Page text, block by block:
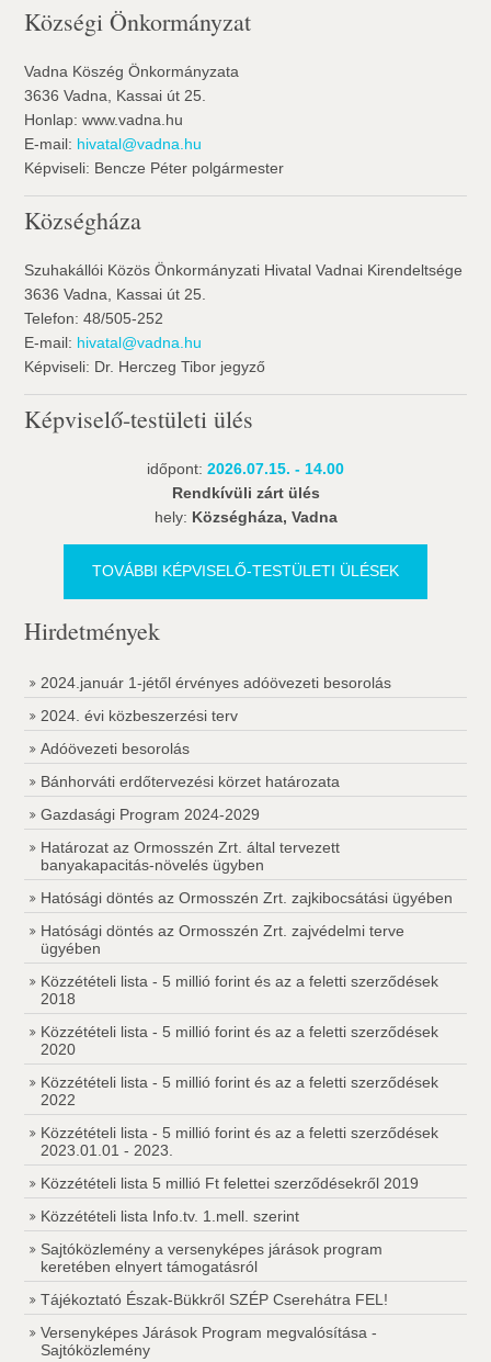
Községi Önkormányzat
Vadna Köszég Önkormányzata
3636 Vadna, Kassai út 25.
Honlap: www.vadna.hu
E-mail: hivatal@vadna.hu
Képviseli: Bencze Péter polgármester
Községháza
Szuhakállói Közös Önkormányzati Hivatal Vadnai Kirendeltsége
3636 Vadna, Kassai út 25.
Telefon: 48/505-252
E-mail: hivatal@vadna.hu
Képviseli: Dr. Herczeg Tibor jegyző
Képviselő-testületi ülés
időpont: 2026.07.15. - 14.00
Rendkívüli zárt ülés
hely: Községháza, Vadna
TOVÁBBI KÉPVISELŐ-TESTÜLETI ÜLÉSEK
Hirdetmények
2024.január 1-jétől érvényes adóövezeti besorolás
2024. évi közbeszerzési terv
Adóövezeti besorolás
Bánhorváti erdőtervezési körzet határozata
Gazdasági Program 2024-2029
Határozat az Ormosszén Zrt. által tervezett
banyakapacitás-növelés ügyben
Hatósági döntés az Ormosszén Zrt. zajkibocsátási ügyében
Hatósági döntés az Ormosszén Zrt. zajvédelmi terve
ügyében
Közzétételi lista - 5 millió forint és az a feletti szerződések
2018
Közzétételi lista - 5 millió forint és az a feletti szerződések
2020
Közzétételi lista - 5 millió forint és az a feletti szerződések
2022
Közzétételi lista - 5 millió forint és az a feletti szerződések
2023.01.01 - 2023.
Közzétételi lista 5 millió Ft felettei szerződésekről 2019
Közzétételi lista Info.tv. 1.mell. szerint
Sajtóközlemény a versenyképes járások program
keretében elnyert támogatásról
Tájékoztató Észak-Bükkről SZÉP Cserehátra FEL!
Versenyképes Járások Program megvalósítása -
Sajtóközlemény